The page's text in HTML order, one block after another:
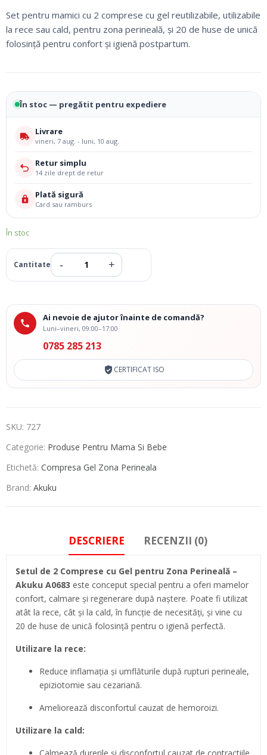
Set pentru mamici cu 2 comprese cu gel reutilizabile, utilizabile
la rece sau cald, pentru zona perineală, și 20 de huse de unică
folosință pentru confort și igienă postpartum.
În stoc — pregătit pentru expediere
Livrare
vineri, 7 aug. - luni, 10 aug.
Retur simplu
14 zile drept de retur
Plată sigură
Card sau ramburs
În stoc
Ai nevoie de ajutor înainte de comandă?
Luni–vineri, 09:00–17:00
0785 285 213
CERTIFICAT ISO
SKU: 727
Categorie: Produse Pentru Mama Si Bebe
Etichetă: Compresa Gel Zona Perineala
Brand: Akuku
DESCRIERE RECENZII (0)
Setul de 2 Comprese cu Gel pentru Zona Perineală –
Akuku A0683 este conceput special pentru a oferi mamelor
confort, calmare și regenerare după naștere. Poate fi utilizat
atât la rece, cât și la cald, în funcție de necesități, și vine cu
20 de huse de unică folosință pentru o igienă perfectă.
Utilizare la rece:
Reduce inflamația și umflăturile după rupturi perineale,
epiziotomie sau cezariană.
Ameliorează disconfortul cauzat de hemoroizi.
Utilizare la cald: